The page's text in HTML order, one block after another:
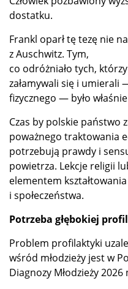
dostatku.
Frankl oparł tę tezę nie
z Auschwitz. Tym,
co odróżniało tych,
załamywali się i
fizycznego — było
Czas by polskie państwo
poważnego traktowania
potrzebują prawdy i
powietrza. Lekcje religii
elementem
i społeczeństwa.
Potrzeba głębokiej
Problem profilaktyki
wśród młodzieży jest w
Diagnozy Młodzieży